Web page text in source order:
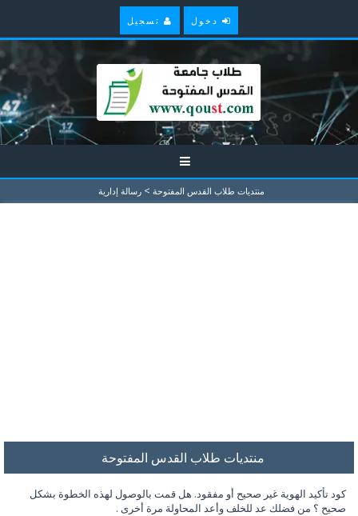
دخول تسجيل
منتديات طلاب القدس المفتوحة > رسالة إدارية
منتديات طلاب القدس المفتوحة
كود تأكيد الهوية غير صحيح أو مفقود. هل قمت بالوصول لهذه الخطوة بشكل
صحيح ؟ من فضلك عد للخلف وأعد المحاولة مرة أخرى .